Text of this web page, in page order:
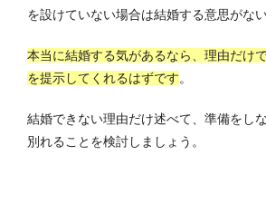
を設けていない場合は結婚する意思がな
本当に結婚する気があるなら、理由だけ
を提示してくれるはずです。
結婚できない理由だけ述べて、準備をし
別れることを検討しましょう。